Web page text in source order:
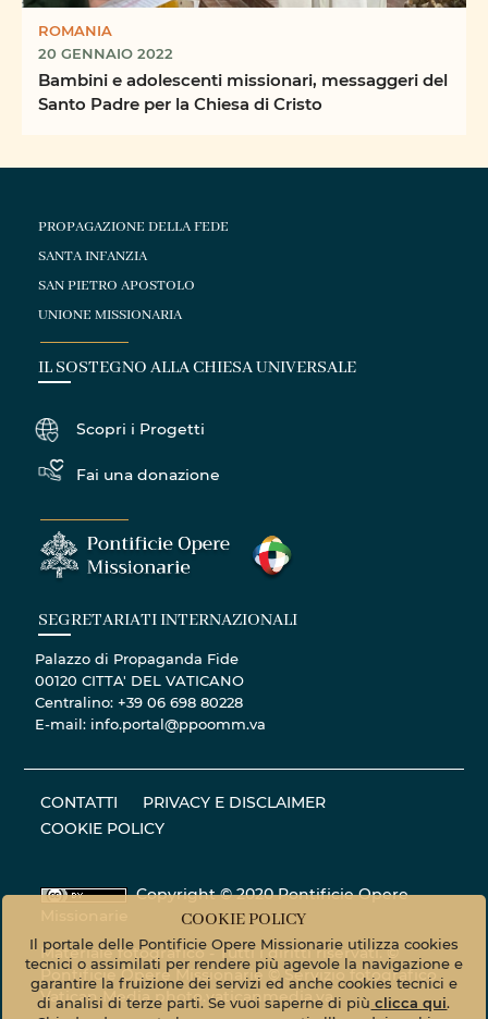
ROMANIA
20 GENNAIO 2022
Bambini e adolescenti missionari, messaggeri del
Santo Padre per la Chiesa di Cristo
PROPAGAZIONE DELLA FEDE
SANTA INFANZIA
SAN PIETRO APOSTOLO
UNIONE MISSIONARIA
IL SOSTEGNO ALLA CHIESA UNIVERSALE
Scopri i Progetti
Fai una donazione
SEGRETARIATI INTERNAZIONALI
Palazzo di Propaganda Fide
00120 CITTA' DEL VATICANO
Centralino: +39 06 698 80228
E-mail: info.portal@ppoomm.va
CONTATTI
PRIVACY E DISCLAIMER
COOKIE POLICY
Copyright © 2020 Pontificie Opere
Materiale fotografico - Tutti i diritti riservati. ©
Pontificie Opere Missionarie © Servizio fotografico
Vatican Mediaphoto.vaticanmedia.va
COOKIE POLICY
Il portale delle Pontificie Opere Missionarie utilizza cookies
tecnici o assimilati per rendere più agevole la navigazione e
garantire la fruizione dei servizi ed anche cookies tecnici e
di analisi di terze parti. Se vuoi saperne di più clicca qui.